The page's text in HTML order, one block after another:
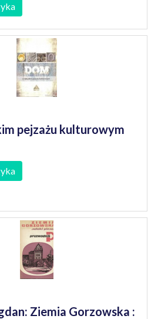
pejzażu kulturowym
Ziemia Gorzowska :